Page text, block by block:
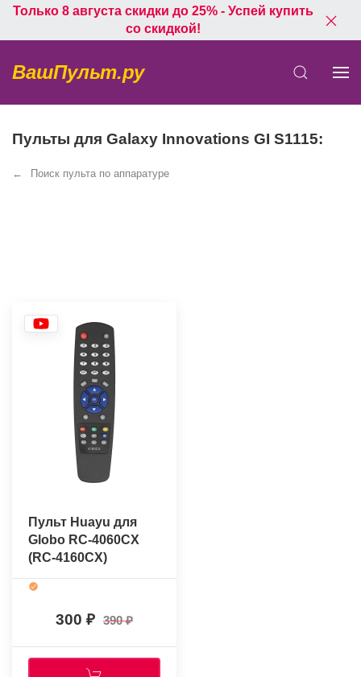
Только 8 августа скидки до 25% - Успей купить
со скидкой!
ВашПульт.ру
Пульты для Galaxy Innovations GI S1115:
Поиск пульта по аппаратуре
Пульт Huayu для
Globo RC-4060CX
(RC-4160CX)
300 390